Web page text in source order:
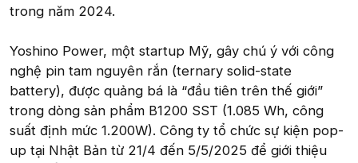
trong năm 2024.
Yoshino Power, một startup Mỹ, gây chú ý với công
nghệ pin tam nguyên rắn (ternary solid-state
battery), được quảng bá là “đầu tiên trên thế giới”
trong dòng sản phẩm B1200 SST (1.085 Wh, công
suất định mức 1.200W). Công ty tổ chức sự kiện pop-
up tại Nhật Bản từ 21/4 đến 5/5/2025 để giới thiệu